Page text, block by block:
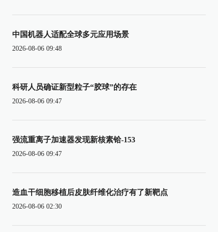
中国机器人适配全球多元应用场景
2026-08-06 09:48
科研人员确证新型粒子“胶球”的存在
2026-08-06 09:47
强流重离子加速器发现新核素铪-153
2026-08-06 09:47
造血干细胞移植后皮肤纤维化治疗有了新靶点
2026-08-06 02:30